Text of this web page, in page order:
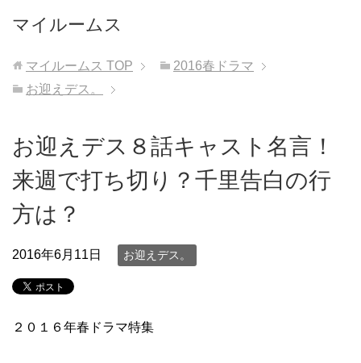
マイルームス
マイルームス TOP
2016春ドラマ
お迎えデス。
お迎えデス８話キャスト名言！
来週で打ち切り？千里告白の行
方は？
2016年6月11日 お迎えデス。
２０１６年春ドラマ特集